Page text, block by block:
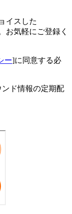
イスした
お気軽にご登録く
ー]に同意する必
ド情報の定期配